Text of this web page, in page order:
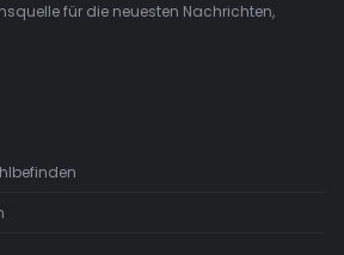
für die neuesten Nachrichten,